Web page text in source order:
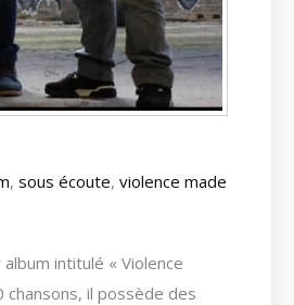
, sous écoute, violence made
intitulé « Violence
chansons, il possède des